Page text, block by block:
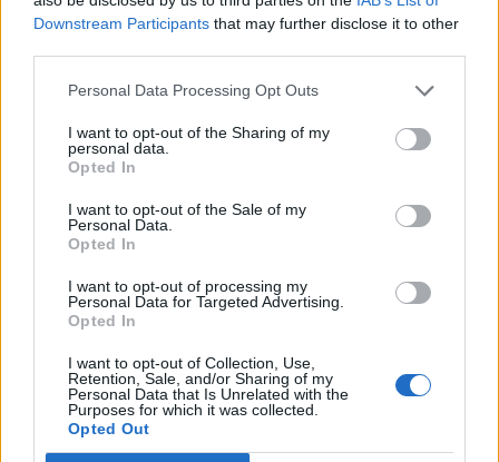
Downstream Participants that may further disclose it to other
Personal Data Processing Opt Outs
I want to opt-out of the Sharing of my
personal data.
Opted In
I want to opt-out of the Sale of my
Personal Data.
Opted In
I want to opt-out of processing my
Personal Data for Targeted Advertising.
Opted In
I want to opt-out of Collection, Use,
Retention, Sale, and/or Sharing of my
Personal Data that Is Unrelated with the
Purposes for which it was collected.
Opted Out